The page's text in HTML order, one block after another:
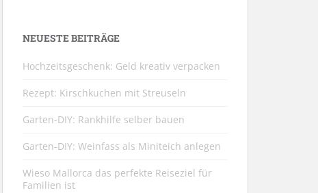
NEUESTE BEITRÄGE
Hochzeitsgeschenk: Geld kreativ verpacken
Rezept: Kirschkuchen mit Streuseln
Garten-DIY: Rankhilfe selber bauen
Garten-DIY: Weinfass als Miniteich anlegen
Wieso Mallorca das perfekte Reiseziel für
Familien ist